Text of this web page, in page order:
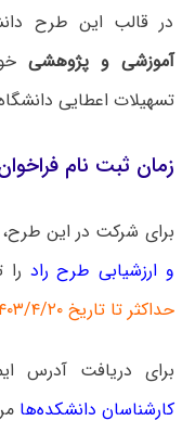
در قالب این طرح
آموزشی و پژوهشی
تسهیلات اعطایی
زمان ثبت نام فراخوان
برای شرکت در این
و ارزشیابی طرح راد
حداکثر تا تاریخ۲۰/۴/
برای دریافت آدرس
کارشناسان دانشکده‌ها